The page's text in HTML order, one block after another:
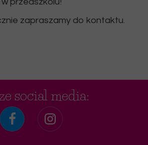
zapraszamy do kontaktu.
social media: